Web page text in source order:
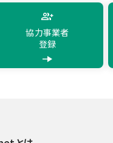
แบบไทย
協力事業者
登録